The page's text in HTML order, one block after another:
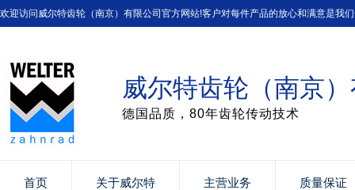
欢迎访问威尔特齿轮（南京）有限公司官方网站!客户对每件产品的放心和满意是我
威尔特齿轮（南京
德国品质，80年齿轮传动技术
首页 关于威尔特 主营业务 质量保证